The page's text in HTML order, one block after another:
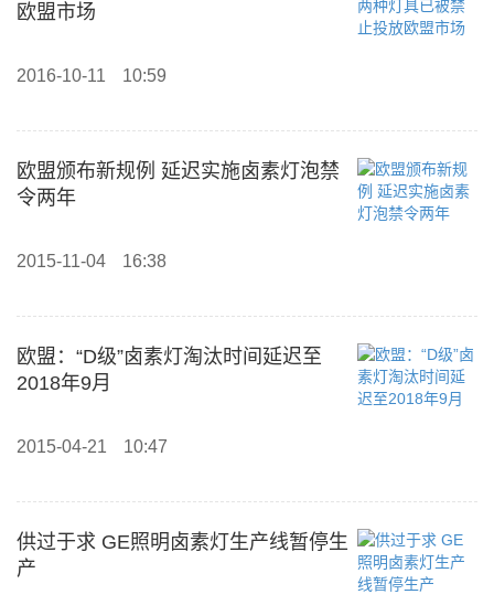
欧盟市场
2016-10-11 10:59
欧盟颁布新规例 延迟实施卤素灯泡禁
令两年
2015-11-04 16:38
欧盟：“D级”卤素灯淘汰时间延迟至
2018年9月
2015-04-21 10:47
供过于求 GE照明卤素灯生产线暂停生
产